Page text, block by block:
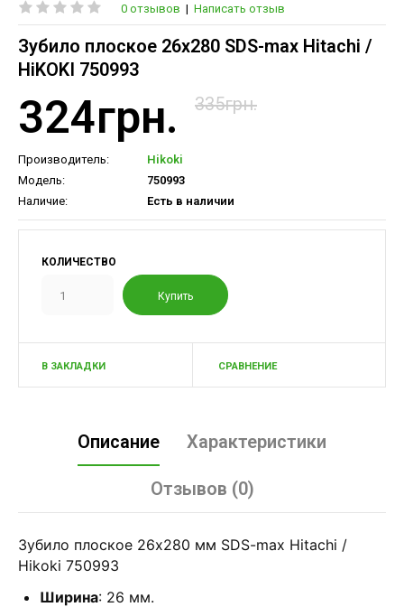
0 отзывов | Написать отзыв
Зубило плоское 26х280 SDS-max Hitachi /
HiKOKI 750993
324грн. 335грн.
Производитель:
Hikoki
Модель:
750993
Наличие:
Есть в наличии
КОЛИЧЕСТВО
В ЗАКЛАДКИ СРАВНЕНИЕ
Описание Характеристики
Отзывов (0)
Зубило плоское 26х280 мм SDS-max Hitachi /
Hikoki 750993
Ширина: 26 мм.